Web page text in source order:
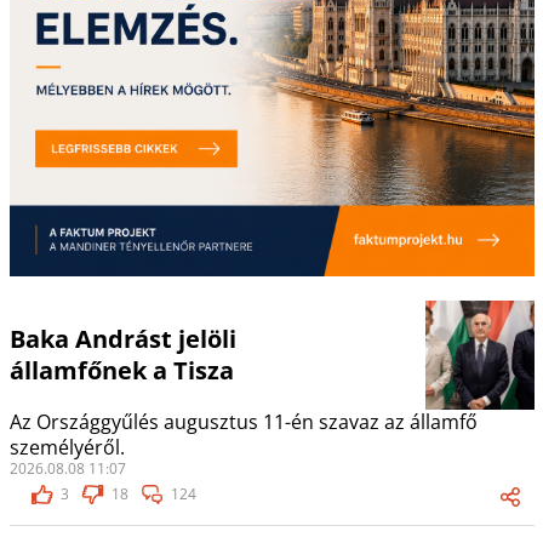
Baka Andrást jelöli
államfőnek a Tisza
Az Országgyűlés augusztus 11-én szavaz az államfő
személyéről.
2026.08.08 11:07
3
18 124